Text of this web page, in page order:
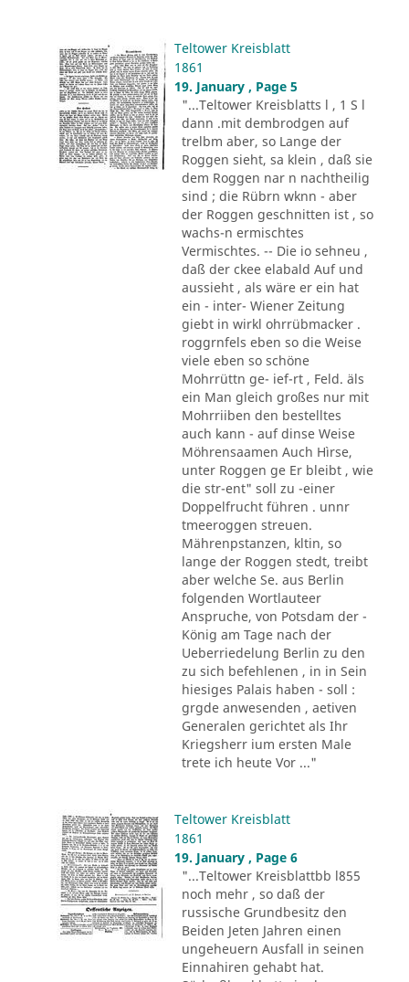
Teltower Kreisblatt
1861
19. January , Page 5
"...Teltower Kreisblatts l , 1 S l
dann .mit dembrodgen auf
trelbm aber, so Lange der
Roggen sieht, sa klein , daß sie
dem Roggen nar n nachtheilig
sind ; die Rübrn wknn - aber
der Roggen geschnitten ist , so
wachs-n ermischtes
Vermischtes. -- Die io sehneu ,
daß der ckee elabald Auf und
aussieht , als wäre er ein hat
ein - inter- Wiener Zeitung
giebt in wirkl ohrrübmacker .
roggrnfels eben so die Weise
viele eben so schöne
Mohrrüttn ge- ief-rt , Feld. äls
ein Man gleich großes nur mit
Mohrriiben den bestelltes
auch kann - auf dinse Weise
Möhrensaamen Auch Hìrse,
unter Roggen ge Er bleibt , wie
die str-ent" soll zu -einer
Doppelfrucht führen . unnr
tmeeroggen streuen.
Mährenpstanzen, kltin, so
lange der Roggen stedt, treibt
aber welche Se. aus Berlin
folgenden Wortlauteer
Anspruche, von Potsdam der -
König am Tage nach der
Ueberriedelung Berlin zu den
zu sich befehlenen , in in Sein
hiesiges Palais haben - soll :
grgde anwesenden , aetiven
Generalen gerichtet als Ihr
Kriegsherr ium ersten Male
trete ich heute Vor ..."
Teltower Kreisblatt
1861
19. January , Page 6
"...Teltower Kreisblattbb l855
noch mehr , so daß der
russische Grundbesitz den
Beiden Jeten Jahren einen
ungeheuern Ausfall in seinen
Einnahiren gehabt hat.